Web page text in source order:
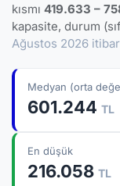
kısmı 419.633 –
kapasite, durum
Ağustos 2026
Medyan (orta
601.244 TL
En düşük
216.058 TL